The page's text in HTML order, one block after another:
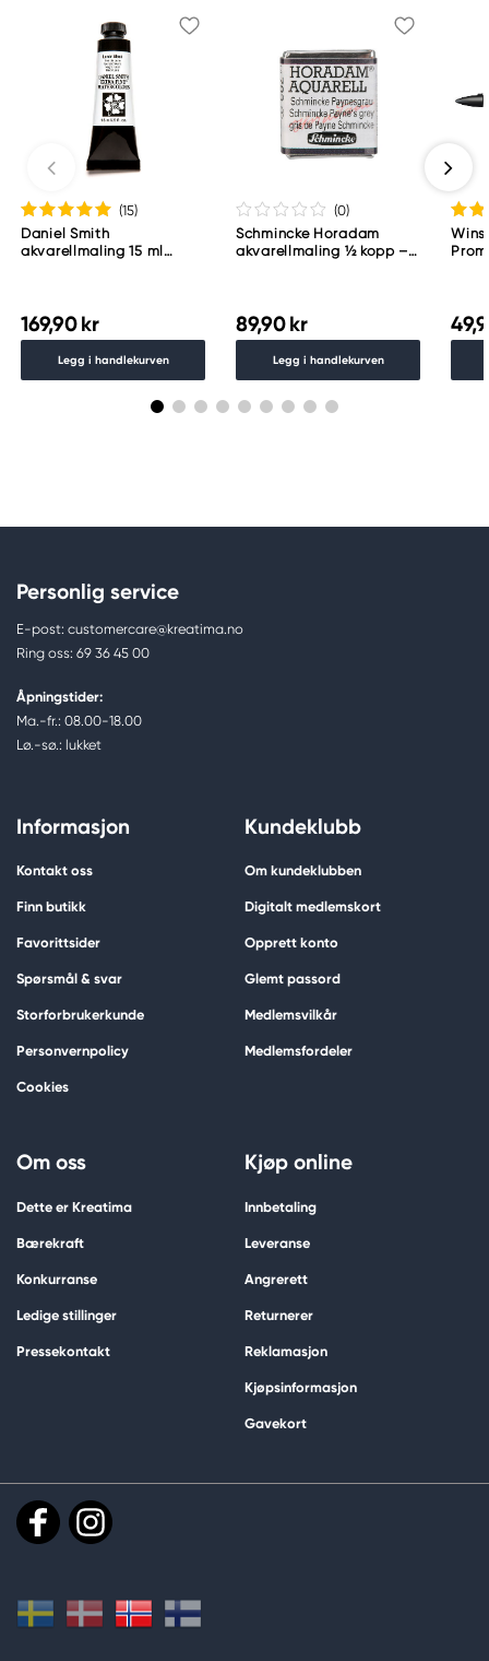
(15)
Daniel Smith
akvarellmaling 15 ml
169,90 kr
Legg i handlekurven
(0)
Schmincke Horadam
akvarellmaling ½ kopp –
89,90 kr
Legg i handlekurven
Personlig service
E-post: customercare@kreatima.no
Ring oss: 69 36 45 00
Åpningstider:
Ma.-fr.: 08.00-18.00
Lø.-sø.: lukket
Informasjon
Kontakt oss
Finn butikk
Favorittsider
Spørsmål & svar
Storforbrukerkunde
Personvernpolicy
Cookies
Kundeklubb
Om kundeklubben
Digitalt medlemskort
Opprett konto
Glemt passord
Medlemsvilkår
Medlemsfordeler
Om oss
Dette er Kreatima
Bærekraft
Konkurranse
Ledige stillinger
Pressekontakt
Kjøp online
Innbetaling
Leveranse
Angrerett
Returnerer
Reklamasjon
Kjøpsinformasjon
Gavekort